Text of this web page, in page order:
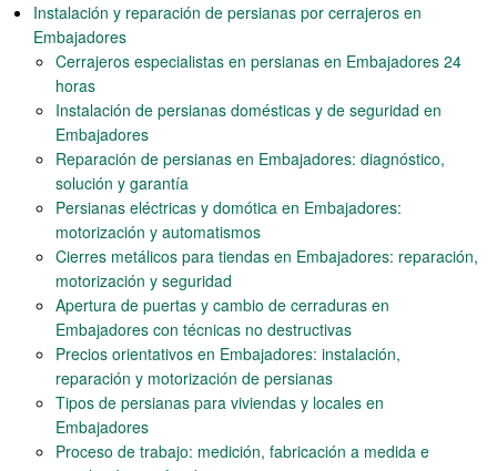
Instalación y reparación de persianas por cerrajeros en
Embajadores
Cerrajeros especialistas en persianas en Embajadores 24
horas
Instalación de persianas domésticas y de seguridad en
Embajadores
Reparación de persianas en Embajadores: diagnóstico,
solución y garantía
Persianas eléctricas y domótica en Embajadores:
motorización y automatismos
Cierres metálicos para tiendas en Embajadores: reparación,
motorización y seguridad
Apertura de puertas y cambio de cerraduras en
Embajadores con técnicas no destructivas
Precios orientativos en Embajadores: instalación,
reparación y motorización de persianas
Tipos de persianas para viviendas y locales en
Embajadores
Proceso de trabajo: medición, fabricación a medida e